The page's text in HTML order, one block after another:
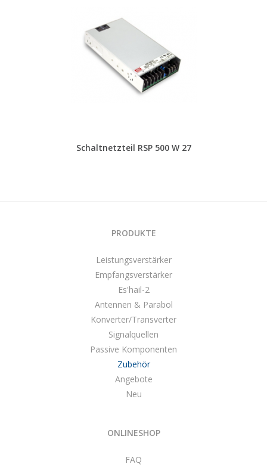
Schaltnetzteil RSP 500 W 27
PRODUKTE
Leistungsverstärker
Empfangsverstärker
Es'hail-2
Antennen & Parabol
Konverter/Transverter
Signalquellen
Passive Komponenten
Zubehör
Angebote
Neu
ONLINESHOP
FAQ